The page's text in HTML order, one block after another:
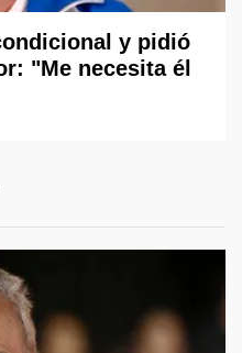
y pidió
"Me necesita él